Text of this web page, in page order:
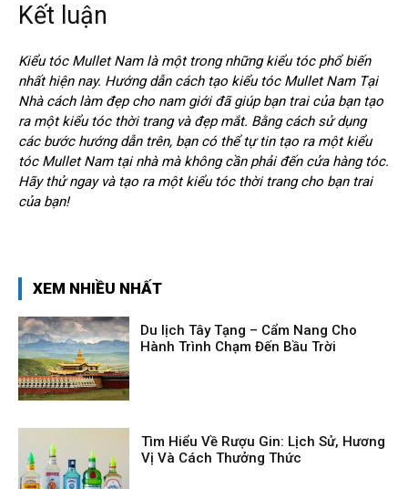
Kết luận
Kiểu tóc Mullet Nam là một trong những kiểu tóc phổ biến
nhất hiện nay. Hướng dẫn cách tạo kiểu tóc Mullet Nam Tại
Nhà cách làm đẹp cho nam giới đã giúp bạn trai của bạn tạo
ra một kiểu tóc thời trang và đẹp mắt. Bằng cách sử dụng
các bước hướng dẫn trên, bạn có thể tự tin tạo ra một kiểu
tóc Mullet Nam tại nhà mà không cần phải đến cửa hàng tóc.
Hãy thử ngay và tạo ra một kiểu tóc thời trang cho bạn trai
của bạn!
XEM NHIỀU NHẤT
Du lịch Tây Tạng – Cẩm Nang Cho
Hành Trình Chạm Đến Bầu Trời
Tìm Hiểu Về Rượu Gin: Lịch Sử, Hương
Vị Và Cách Thưởng Thức